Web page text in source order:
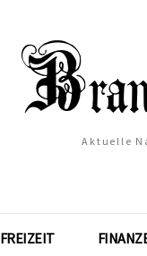
Aktuelle
FREIZEIT